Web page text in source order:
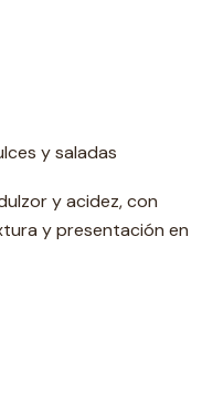
y saladas
y acidez, con
y presentación en